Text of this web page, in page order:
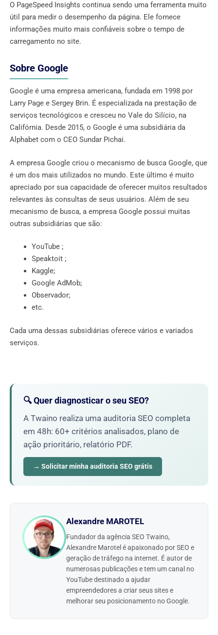
O PageSpeed ​​Insights continua sendo uma ferramenta muito
útil para medir o desempenho da página. Ele fornece
informações muito mais confiáveis ​​sobre o tempo de
carregamento no site.
Sobre Google
Google é uma empresa americana, fundada em 1998 por
Larry Page e Sergey Brin. É especializada na prestação de
serviços tecnológicos e cresceu no Vale do Silício, na
Califórnia. Desde 2015, o Google é uma subsidiária da
Alphabet com o CEO Sundar Pichai.
A empresa Google criou o mecanismo de busca Google, que
é um dos mais utilizados no mundo. Este último é muito
apreciado por sua capacidade de oferecer muitos resultados
relevantes às consultas de seus usuários. Além de seu
mecanismo de busca, a empresa Google possui muitas
outras subsidiárias que são:
YouTube ;
Speaktoit ;
Kaggle;
Google AdMob;
Observador;
etc.
Cada uma dessas subsidiárias oferece vários e variados
serviços.
🔍 Quer diagnosticar o seu SEO?
A Twaino realiza uma auditoria SEO completa
em 48h: 60+ critérios analisados, plano de
ação prioritário, relatório PDF.
→ Solicitar minha auditoria SEO grátis
Alexandre MAROTEL
Fundador da agência SEO Twaino,
Alexandre Marotel é apaixonado por SEO e
geração de tráfego na internet. É autor de
numerosas publicações e tem um canal no
YouTube destinado a ajudar
empreendedores a criar seus sites e
melhorar seu posicionamento no Google.